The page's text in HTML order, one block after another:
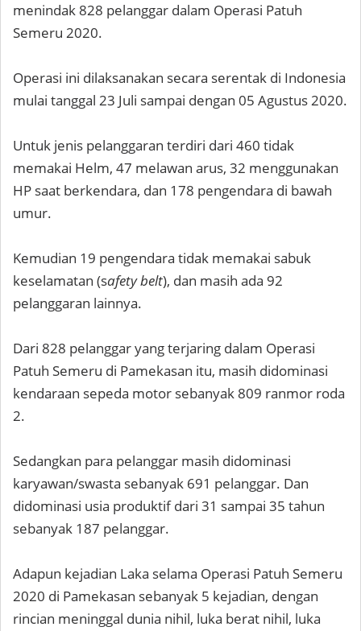
menindak 828 pelanggar dalam Operasi Patuh
Semeru 2020.
Operasi ini dilaksanakan secara serentak di Indonesia
mulai tanggal 23 Juli sampai dengan 05 Agustus 2020.
Untuk jenis pelanggaran terdiri dari 460 tidak
memakai Helm, 47 melawan arus, 32 menggunakan
HP saat berkendara, dan 178 pengendara di bawah
umur.
Kemudian 19 pengendara tidak memakai sabuk
keselamatan (safety belt), dan masih ada 92
pelanggaran lainnya.
Dari 828 pelanggar yang terjaring dalam Operasi
Patuh Semeru di Pamekasan itu, masih didominasi
kendaraan sepeda motor sebanyak 809 ranmor roda
2.
Sedangkan para pelanggar masih didominasi
karyawan/swasta sebanyak 691 pelanggar. Dan
didominasi usia produktif dari 31 sampai 35 tahun
sebanyak 187 pelanggar.
Adapun kejadian Laka selama Operasi Patuh Semeru
2020 di Pamekasan sebanyak 5 kejadian, dengan
rincian meninggal dunia nihil, luka berat nihil, luka